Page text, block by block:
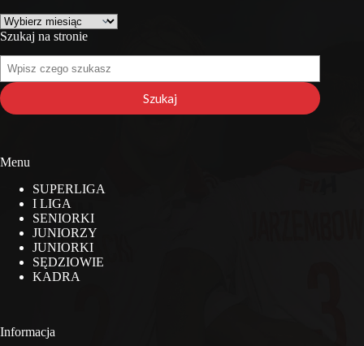
Archiwa
Szukaj na stronie
Szukaj
na
stronie
Szukaj
Menu
SUPERLIGA
I LIGA
SENIORKI
JUNIORZY
JUNIORKI
SĘDZIOWIE
KADRA
Informacja